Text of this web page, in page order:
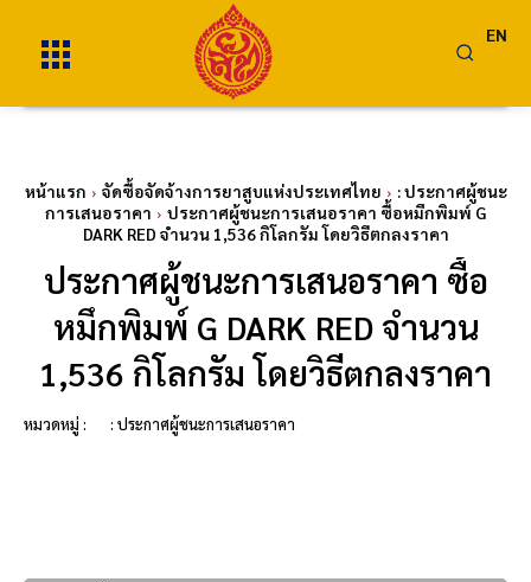
EN
หน้าแรก จัดซื้อจัดจ้างการยาสูบแห่งประเทศไทย
: ประกาศผู้ชนะ
การเสนอราคา
ประกาศผู้ชนะการเสนอราคา ซื้อหมึกพิมพ์ G
DARK RED จำนวน 1,536 กิโลกรัม โดยวิธีตกลงราคา
ประกาศผู้ชนะการเสนอราคา ซื้อ
หมึกพิมพ์ G DARK RED จำนวน
1,536 กิโลกรัม โดยวิธีตกลงราคา
หมวดหมู่ : : ประกาศผู้ชนะการเสนอราคา